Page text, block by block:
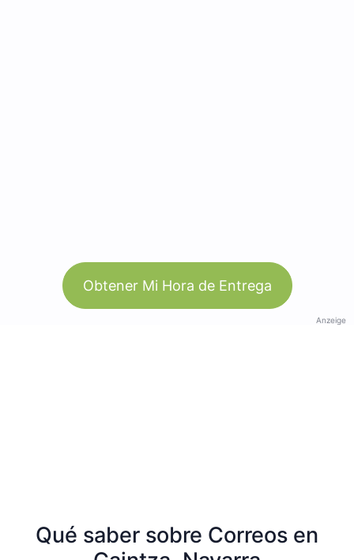
Obtener Mi Hora de Entrega
Anzeige
Qué saber sobre Correos en